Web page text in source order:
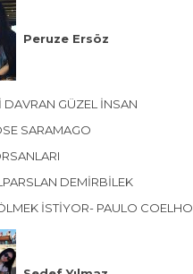
Peruze Ersöz
DAVRAN GÜZEL İNSAN
SARAMAGO
DEMİRBİLEK
İSTİYOR- PAULO COELHO